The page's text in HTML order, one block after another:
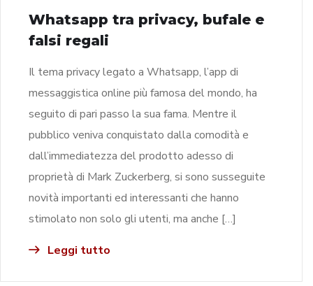
Whatsapp tra privacy, bufale e
falsi regali
Il tema privacy legato a Whatsapp, l’app di
messaggistica online più famosa del mondo, ha
seguito di pari passo la sua fama. Mentre il
pubblico veniva conquistato dalla comodità e
dall’immediatezza del prodotto adesso di
proprietà di Mark Zuckerberg, si sono susseguite
novità importanti ed interessanti che hanno
stimolato non solo gli utenti, ma anche […]
Leggi tutto